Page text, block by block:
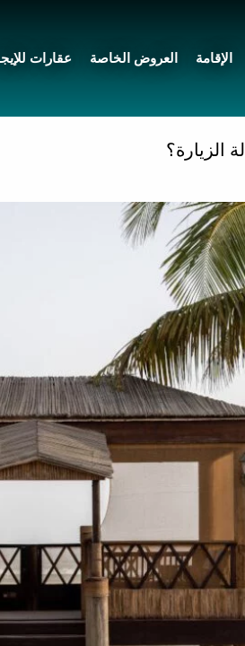
الإقامة العروض الخاصة عقارات
الزيارة؟